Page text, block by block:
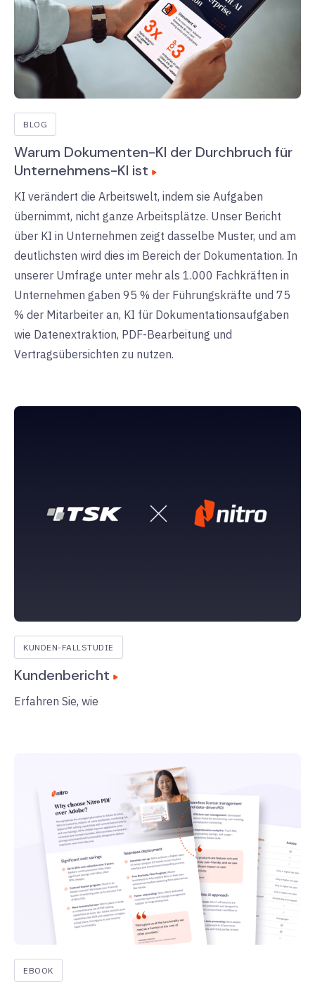
BLOG
Warum Dokumenten-KI der Durchbruch für
Unternehmens-KI ist
KI verändert die Arbeitswelt, indem sie Aufgaben
übernimmt, nicht ganze Arbeitsplätze. Unser Bericht
über KI in Unternehmen zeigt dasselbe Muster, und am
deutlichsten wird dies im Bereich der Dokumentation. In
unserer Umfrage unter mehr als 1.000 Fachkräften in
Unternehmen gaben 95 % der Führungskräfte und 75
% der Mitarbeiter an, KI für Dokumentationsaufgaben
wie Datenextraktion, PDF-Bearbeitung und
Vertragsübersichten zu nutzen.
KUNDEN-FALLSTUDIE
Kundenbericht
Erfahren Sie, wie
EBOOK